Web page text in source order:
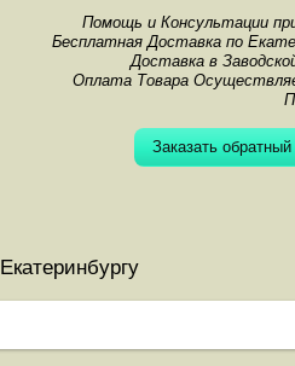
Помощь и Консультации
Бесплатная Доставка по
Доставка в
Оплата Товара
Заказать обратный